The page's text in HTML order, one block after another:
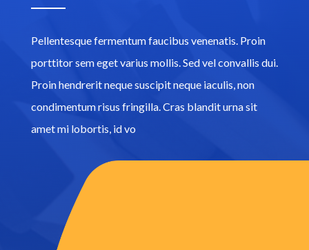
Pellentesque fermentum faucibus venenatis. Proin
porttitor sem eget varius mollis. Sed vel convallis dui.
Proin hendrerit neque suscipit neque iaculis, non
condimentum risus fringilla. Cras blandit urna sit
amet mi lobortis, id vo